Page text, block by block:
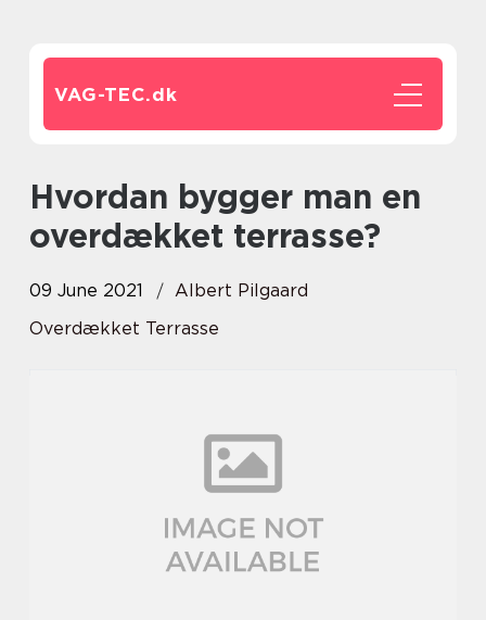
VAG-TEC.dk
Hvordan bygger man en
overdækket terrasse?
09 June 2021
Albert Pilgaard
Overdækket Terrasse